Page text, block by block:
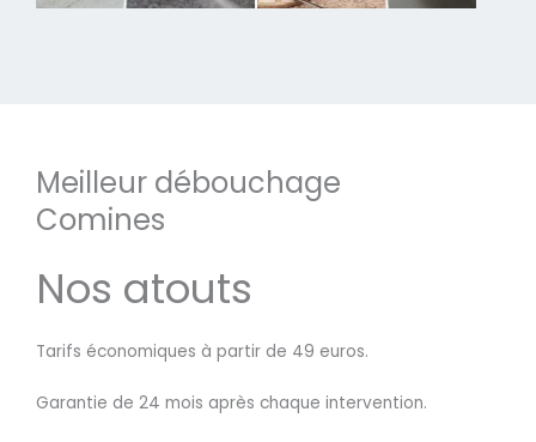
Meilleur débouchage
Comines
Nos atouts
Tarifs économiques à partir de 49 euros.
Garantie de 24 mois après chaque intervention.